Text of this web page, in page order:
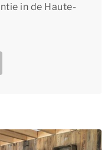
in de Haute-